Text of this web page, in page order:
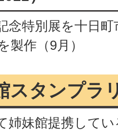
念特別展を十日
製作（9月）
スタンプラ
姉妹館提携して